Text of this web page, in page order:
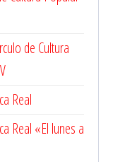
de Cultura
Real
Real «El lunes a